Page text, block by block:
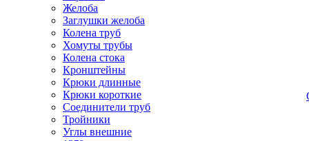
Желоба
Заглушки желоба
Колена труб
Хомуты трубы
Колена стока
Кронштейны
Крюки длинные
Крюки короткие
Соединители труб
Тройники
Углы внешние